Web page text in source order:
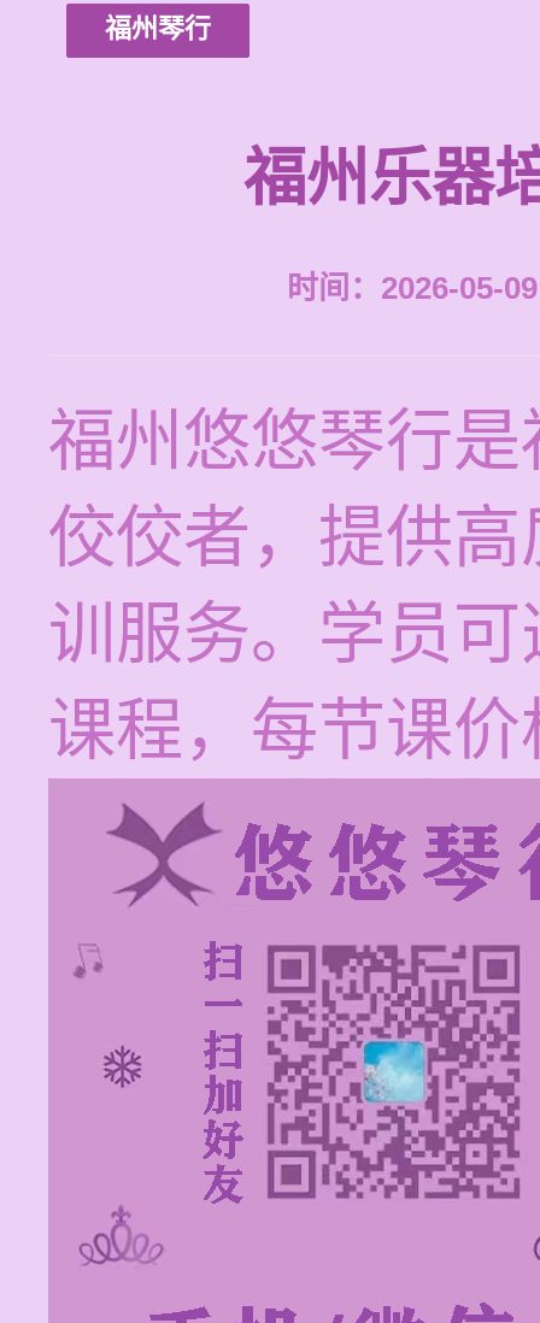
福州琴行
福州乐器
时间：2026-05-
福州悠悠琴行
佼佼者，提供
训服务。学员
课程，每节课